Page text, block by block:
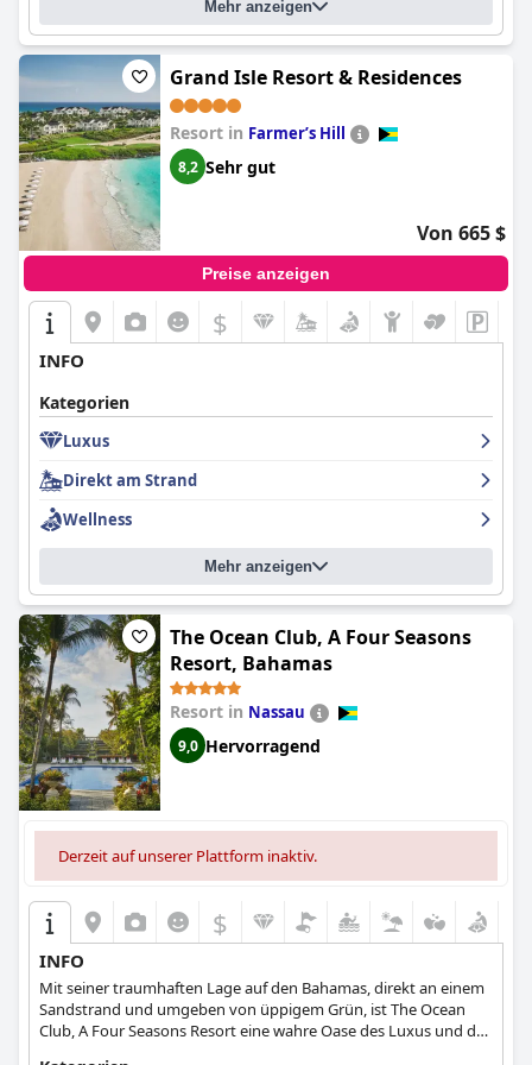
Gäste des Hotels. Das Coral at Atlantis ist ein
außergewöhnliches Anwesen, das eine Renovierung
gebrauchen könnte, um seiner Vier-Sterne-Klassifizierung
gerecht zu werden, aber es hat immer noch einen gewissen
Charme, der es für diejenigen, die einen extravaganten Urlaub
suchen, lohnenswert macht.
Mehr anzeigen
Grand Isle Resort & Residences
Resort in Farmerʼs Hill
8,2 Sehr gut
Von 665 $
Preise anzeigen
$
INFO
Kategorien
Luxus
Direkt am Strand
Wellness
Mehr anzeigen
The Ocean Club, A Four Seasons
Resort, Bahamas
Resort in Nassau
9,0 Hervorragend
Derzeit auf unserer Plattform inaktiv.
$
INFO
Mit seiner traumhaften Lage auf den Bahamas, direkt an einem
Sandstrand und umgeben von üppigem Grün, ist The Ocean
Club, A Four Seasons Resort eine wahre Oase des Luxus und der